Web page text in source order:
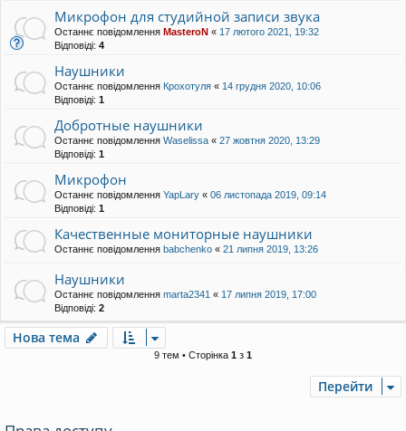
Микрофон для студийной записи звука
Останнє повідомлення MasteroN « 17 лютого 2021, 19:32
Відповіді: 4
Наушники
Останнє повідомлення Крохотуля « 14 грудня 2020, 10:06
Відповіді: 1
Добротные наушники
Останнє повідомлення Waselissa « 27 жовтня 2020, 13:29
Відповіді: 1
Микрофон
Останнє повідомлення YapLary « 06 листопада 2019, 09:14
Відповіді: 1
Качественные мониторные наушники
Останнє повідомлення babchenko « 21 липня 2019, 13:26
Наушники
Останнє повідомлення marta2341 « 17 липня 2019, 17:00
Відповіді: 2
Нова тема
9 тем • Сторінка 1 з 1
Перейти